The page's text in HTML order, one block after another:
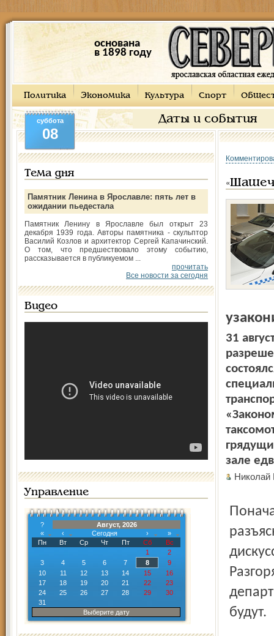
основана
в 1898 году
Политика Экономика Культура Спорт
Даты и события
суббота
08
Тема дня
Памятник Ленина в Ярославле: пять лет в
ожидании пьедестала
Памятник Ленину в Ярославле был открыт 23
декабря 1939 года. Авторы памятника - скульптор
Василий Козлов и архитектор Сергей Капачинский.
О том, что предшествовало этому событию,
рассказывается в публикуемом ...
прочитать
Все новости за сегодня
Видео
Управление
?
Август, 2026
«
‹ Сегодня ›
»
Пн
Вт Ср Чт Пт Сб
Вс
1
2
3
4 5 6 7 8
9
10
11 12 13 14 15
16
17
18 19 20 21 22
23
24
25 26 27 28 29
30
31
Выберите дату
31
зале
Поначалу съезд проходил спокойно. Однако потом
будут.